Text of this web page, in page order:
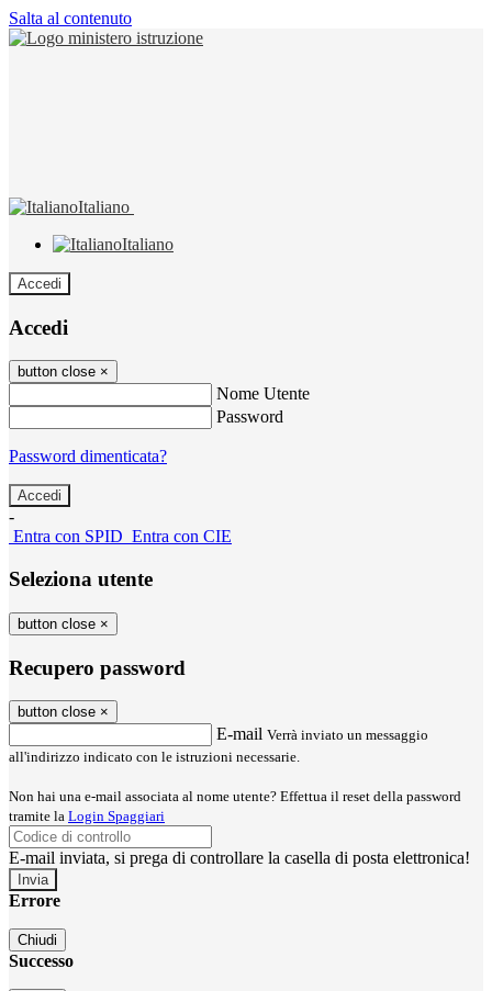
Salta al contenuto
Italiano
Italiano
Accedi
Accedi
button close ×
Nome Utente
Password
Password dimenticata?
-
Entra con SPID Entra con CIE
Seleziona utente
button close ×
Recupero password
button close ×
E-mail Verrà inviato un messaggio
all'indirizzo indicato con le istruzioni necessarie.
Non hai una e-mail associata al nome utente? Effettua il reset della password
tramite la Login Spaggiari
E-mail inviata, si prega di controllare la casella di posta elettronica!
Errore
Chiudi
Successo